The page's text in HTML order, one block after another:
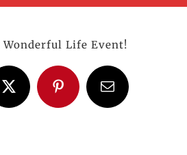
Wonderful Life Event!
X PinterestE-
Mail